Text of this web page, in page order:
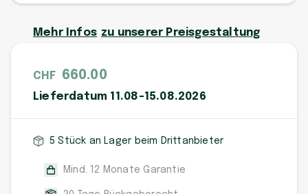
Mehr Infos zu unserer Preisgestaltung
CHF 660.00
Lieferdatum 11.08-15.08.2026
5 Stück an Lager beim Drittanbieter
Mind. 12 Monate Garantie